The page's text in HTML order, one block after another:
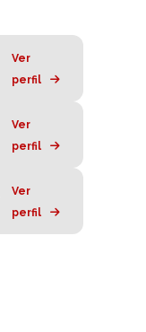
Ver
perfil
Ver
perfil
Ver
perfil